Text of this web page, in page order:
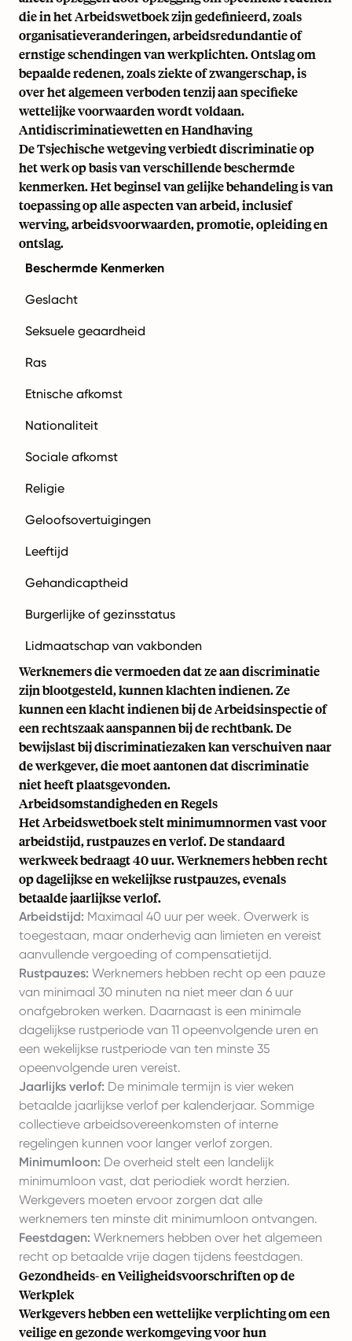
die in het Arbeidswetboek zijn gedefinieerd, zoals
organisatieveranderingen, arbeidsredundantie of
ernstige schendingen van werkplichten. Ontslag om
bepaalde redenen, zoals ziekte of zwangerschap, is
over het algemeen verboden tenzij aan specifieke
wettelijke voorwaarden wordt voldaan.
Antidiscriminatiewetten en Handhaving
De Tsjechische wetgeving verbiedt discriminatie op
het werk op basis van verschillende beschermde
kenmerken. Het beginsel van gelijke behandeling is van
toepassing op alle aspecten van arbeid, inclusief
werving, arbeidsvoorwaarden, promotie, opleiding en
ontslag.
Beschermde Kenmerken
Geslacht
Seksuele geaardheid
Ras
Etnische afkomst
Nationaliteit
Sociale afkomst
Religie
Geloofsovertuigingen
Leeftijd
Gehandicaptheid
Burgerlijke of gezinsstatus
Lidmaatschap van vakbonden
Werknemers die vermoeden dat ze aan discriminatie
zijn blootgesteld, kunnen klachten indienen. Ze
kunnen een klacht indienen bij de Arbeidsinspectie of
een rechtszaak aanspannen bij de rechtbank. De
bewijslast bij discriminatiezaken kan verschuiven naar
de werkgever, die moet aantonen dat discriminatie
niet heeft plaatsgevonden.
Arbeidsomstandigheden en Regels
Het Arbeidswetboek stelt minimumnormen vast voor
arbeidstijd, rustpauzes en verlof. De standaard
werkweek bedraagt 40 uur. Werknemers hebben recht
op dagelijkse en wekelijkse rustpauzes, evenals
betaalde jaarlijkse verlof.
Arbeidstijd: Maximaal 40 uur per week. Overwerk is
toegestaan, maar onderhevig aan limieten en vereist
aanvullende vergoeding of compensatietijd.
Rustpauzes: Werknemers hebben recht op een pauze
van minimaal 30 minuten na niet meer dan 6 uur
onafgebroken werken. Daarnaast is een minimale
dagelijkse rustperiode van 11 opeenvolgende uren en
een wekelijkse rustperiode van ten minste 35
opeenvolgende uren vereist.
Jaarlijks verlof: De minimale termijn is vier weken
betaalde jaarlijkse verlof per kalenderjaar. Sommige
collectieve arbeidsovereenkomsten of interne
regelingen kunnen voor langer verlof zorgen.
Minimumloon: De overheid stelt een landelijk
minimumloon vast, dat periodiek wordt herzien.
Werkgevers moeten ervoor zorgen dat alle
werknemers ten minste dit minimumloon ontvangen.
Feestdagen: Werknemers hebben over het algemeen
recht op betaalde vrije dagen tijdens feestdagen.
Gezondheids- en Veiligheidsvoorschriften op de
Werkplek
Werkgevers hebben een wettelijke verplichting om een
veilige en gezonde werkomgeving voor hun